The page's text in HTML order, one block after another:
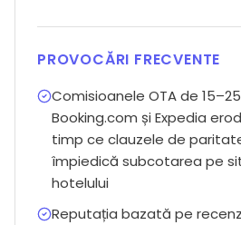
PROVOCĂRI FRECVENTE
Comisioanele OTA de
Booking.com și Expedia
timp ce clauzele de
împiedică subcotarea pe
hotelului
Reputația bazată pe